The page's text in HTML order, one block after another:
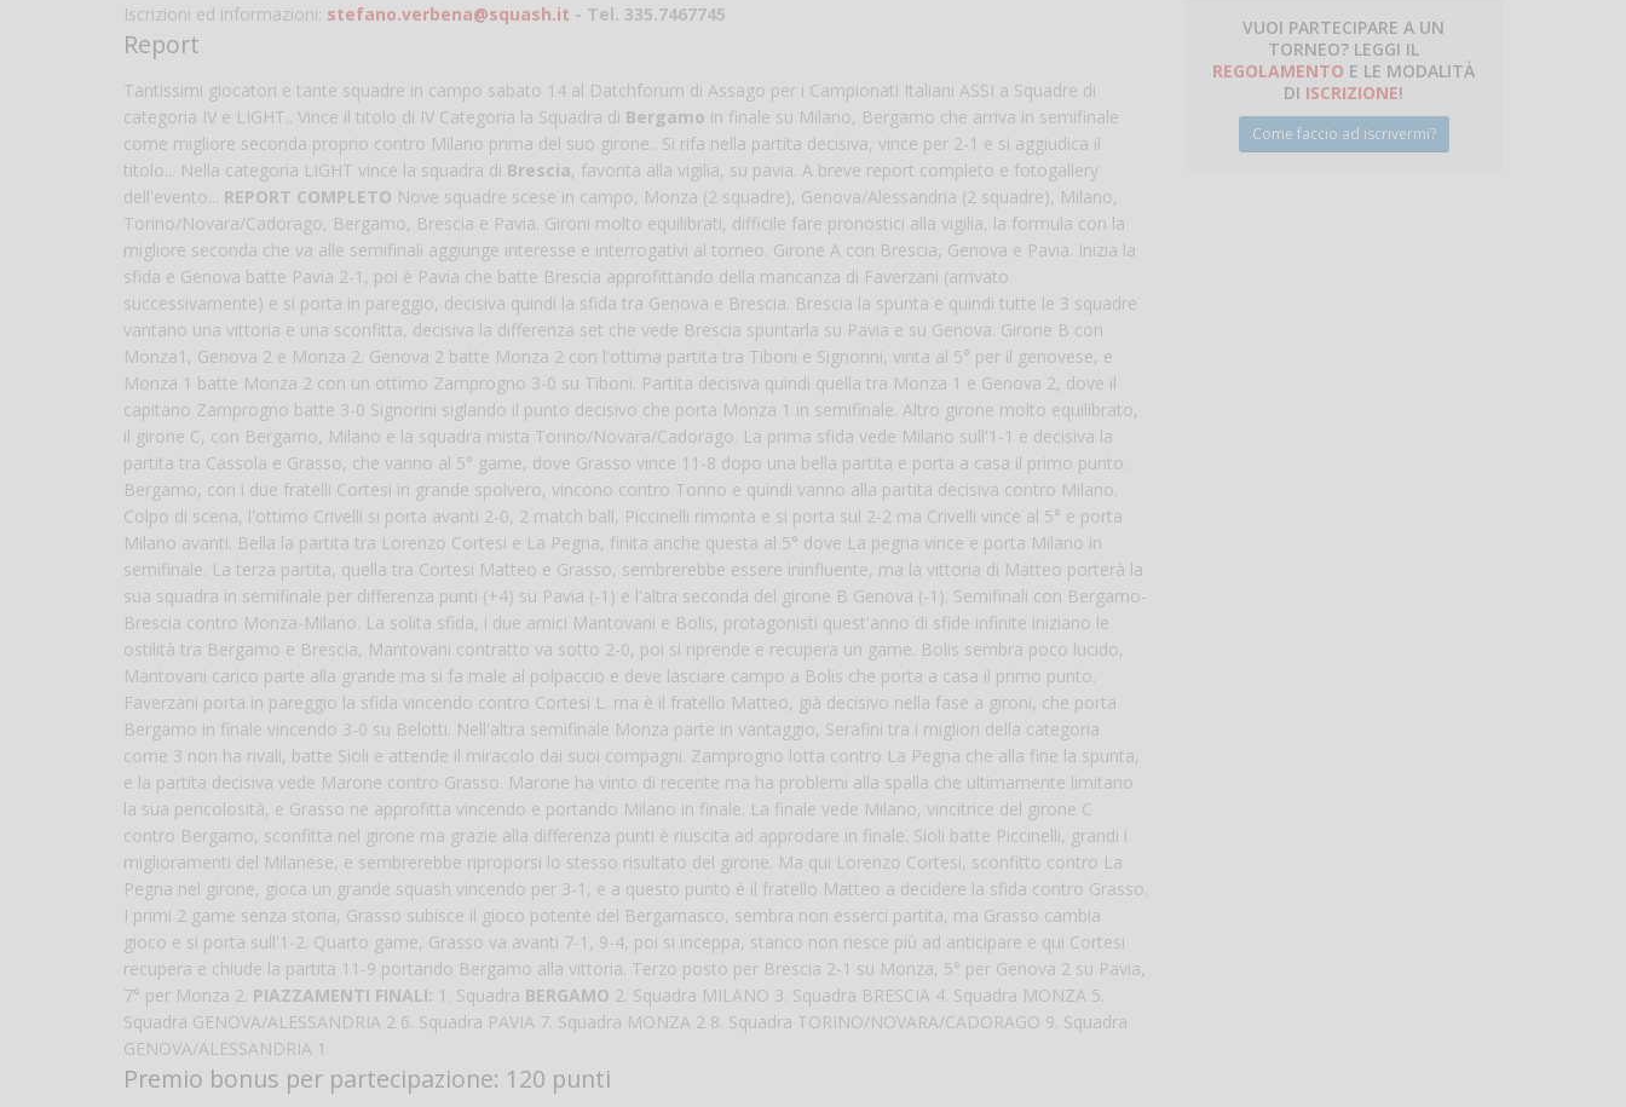
Iscrizioni ed informazioni: stefano.verbena@squash.it - Tel. 335.7467745
Report
Tantissimi giocatori e tante squadre in campo sabato 14 al Datchforum di Assago per i Campionati Italiani ASSI a Squadre di
categoria IV e LIGHT.. Vince il titolo di IV Categoria la Squadra di Bergamo in finale su Milano, Bergamo che arriva in semifinale
come migliore seconda proprio contro Milano prima del suo girone.. Si rifa nella partita decisiva, vince per 2-1 e si aggiudica il
titolo... Nella categoria LIGHT vince la squadra di Brescia, favorita alla vigilia, su pavia. A breve report completo e fotogallery
dell'evento... REPORT COMPLETO Nove squadre scese in campo, Monza (2 squadre), Genova/Alessandria (2 squadre), Milano,
Torino/Novara/Cadorago, Bergamo, Brescia e Pavia. Gironi molto equilibrati, difficile fare pronostici alla vigilia, la formula con la
migliore seconda che va alle semifinali aggiunge interesse e interrogativi al torneo. Girone A con Brescia, Genova e Pavia. Inizia la
sfida e Genova batte Pavia 2-1, poi è Pavia che batte Brescia approfittando della mancanza di Faverzani (arrivato
successivamente) e si porta in pareggio, decisiva quindi la sfida tra Genova e Brescia. Brescia la spunta e quindi tutte le 3 squadre
vantano una vittoria e una sconfitta, decisiva la differenza set che vede Brescia spuntarla su Pavia e su Genova. Girone B con
Monza1, Genova 2 e Monza 2. Genova 2 batte Monza 2 con l'ottima partita tra Tiboni e Signorini, vinta al 5° per il genovese, e
Monza 1 batte Monza 2 con un ottimo Zamprogno 3-0 su Tiboni. Partita decisiva quindi quella tra Monza 1 e Genova 2, dove il
capitano Zamprogno batte 3-0 Signorini siglando il punto decisivo che porta Monza 1 in semifinale. Altro girone molto equilibrato,
il girone C, con Bergamo, Milano e la squadra mista Torino/Novara/Cadorago. La prima sfida vede Milano sull'1-1 e decisiva la
partita tra Cassola e Grasso, che vanno al 5° game, dove Grasso vince 11-8 dopo una bella partita e porta a casa il primo punto.
Bergamo, con i due fratelli Cortesi in grande spolvero, vincono contro Torino e quindi vanno alla partita decisiva contro Milano.
Colpo di scena, l'ottimo Crivelli si porta avanti 2-0, 2 match ball, Piccinelli rimonta e si porta sul 2-2 ma Crivelli vince al 5° e porta
Milano avanti. Bella la partita tra Lorenzo Cortesi e La Pegna, finita anche questa al 5° dove La pegna vince e porta Milano in
semifinale. La terza partita, quella tra Cortesi Matteo e Grasso, sembrerebbe essere ininfluente, ma la vittoria di Matteo porterà la
sua squadra in semifinale per differenza punti (+4) su Pavia (-1) e l'altra seconda del girone B Genova (-1). Semifinali con Bergamo-
Brescia contro Monza-Milano. La solita sfida, i due amici Mantovani e Bolis, protagonisti quest'anno di sfide infinite iniziano le
ostilità tra Bergamo e Brescia, Mantovani contratto va sotto 2-0, poi si riprende e recupera un game. Bolis sembra poco lucido,
Mantovani carico parte alla grande ma si fa male al polpaccio e deve lasciare campo a Bolis che porta a casa il primo punto.
Faverzani porta in pareggio la sfida vincendo contro Cortesi L. ma è il fratello Matteo, già decisivo nella fase a gironi, che porta
Bergamo in finale vincendo 3-0 su Belotti. Nell'altra semifinale Monza parte in vantaggio, Serafini tra i migliori della categoria
come 3 non ha rivali, batte Sioli e attende il miracolo dai suoi compagni. Zamprogno lotta contro La Pegna che alla fine la spunta,
e la partita decisiva vede Marone contro Grasso. Marone ha vinto di recente ma ha problemi alla spalla che ultimamente limitano
la sua pericolosità, e Grasso ne approfitta vincendo e portando Milano in finale. La finale vede Milano, vincitrice del girone C
contro Bergamo, sconfitta nel girone ma grazie alla differenza punti è riuscita ad approdare in finale. Sioli batte Piccinelli, grandi i
miglioramenti del Milanese, e sembrerebbe riproporsi lo stesso risultato del girone. Ma qui Lorenzo Cortesi, sconfitto contro La
Pegna nel girone, gioca un grande squash vincendo per 3-1, e a questo punto è il fratello Matteo a decidere la sfida contro Grasso.
I primi 2 game senza storia, Grasso subisce il gioco potente del Bergamasco, sembra non esserci partita, ma Grasso cambia
gioco e si porta sull'1-2. Quarto game, Grasso va avanti 7-1, 9-4, poi si inceppa, stanco non riesce più ad anticipare e qui Cortesi
recupera e chiude la partita 11-9 portando Bergamo alla vittoria. Terzo posto per Brescia 2-1 su Monza, 5° per Genova 2 su Pavia,
7° per Monza 2. PIAZZAMENTI FINALI: 1. Squadra BERGAMO 2. Squadra MILANO 3. Squadra BRESCIA 4. Squadra MONZA 5.
Squadra GENOVA/ALESSANDRIA 2 6. Squadra PAVIA 7. Squadra MONZA 2 8. Squadra TORINO/NOVARA/CADORAGO 9. Squadra
GENOVA/ALESSANDRIA 1
Premio bonus per partecipazione: 120 punti
VUOI PARTECIPARE A UN
TORNEO? LEGGI IL
REGOLAMENTO E LE MODALITÀ
DI ISCRIZIONE!
Come faccio ad iscrivermi?